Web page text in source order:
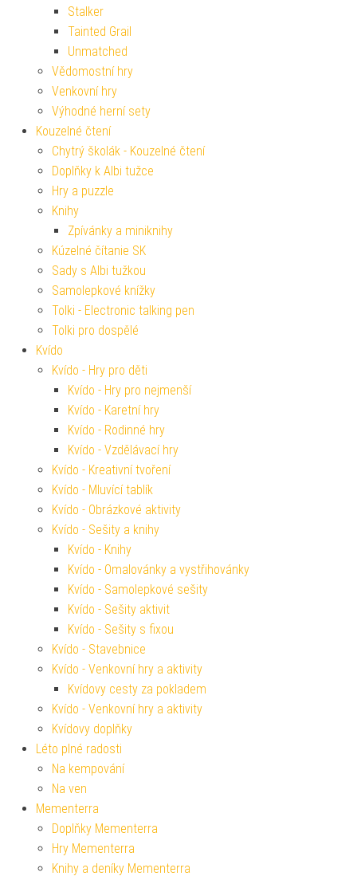
Stalker
Tainted Grail
Unmatched
Vědomostní hry
Venkovní hry
Výhodné herní sety
Kouzelné čtení
Chytrý školák - Kouzelné čtení
Doplňky k Albi tužce
Hry a puzzle
Knihy
Zpívánky a miniknihy
Kúzelné čítanie SK
Sady s Albi tužkou
Samolepkové knížky
Tolki - Electronic talking pen
Tolki pro dospělé
Kvído
Kvído - Hry pro děti
Kvído - Hry pro nejmenší
Kvído - Karetní hry
Kvído - Rodinné hry
Kvído - Vzdělávací hry
Kvído - Kreativní tvoření
Kvído - Mluvící tablík
Kvído - Obrázkové aktivity
Kvído - Sešity a knihy
Kvído - Knihy
Kvído - Omalovánky a vystřihovánky
Kvído - Samolepkové sešity
Kvído - Sešity aktivit
Kvído - Sešity s fixou
Kvído - Stavebnice
Kvído - Venkovní hry a aktivity
Kvídovy cesty za pokladem
Kvído - Venkovní hry a aktivity
Kvídovy doplňky
Léto plné radosti
Na kempování
Na ven
Mementerra
Doplňky Mementerra
Hry Mementerra
Knihy a deníky Mementerra